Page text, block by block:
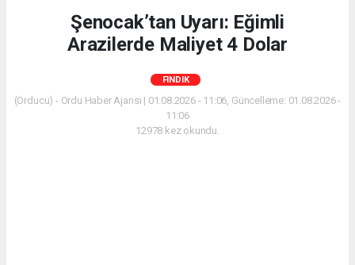
Şenocak’tan Uyarı: Eğimli
Arazilerde Maliyet 4 Dolar
FINDIK
(Orducu) - Ordu Haber Ajansı | 01.08.2026 - 11:06, Güncelleme: 01.08.2026 -
11:06
12978 kez okundu.